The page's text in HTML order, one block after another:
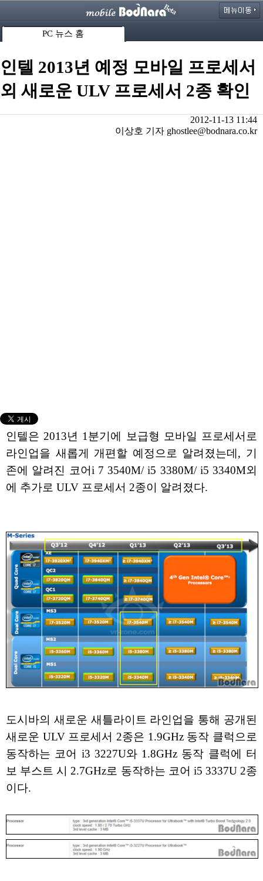
PC 뉴스 홈
인텔 2013년 예정 모바일 프로세서
외 새로운 ULV 프로세서 2종 확인
2012-11-13 11:44
이상호 기자 ghostlee@bodnara.co.kr
인텔은 2013년 1분기에 보급형 모바일 프로세서로
라인업을 새롭게 개편할 예정으로 알려졌는데, 기
존에 알려진 코어i 7 3540M/ i5 3380M/ i5 3340M외
에 추가로 ULV 프로세서 2종이 알려졌다.
도시바의 새로운 새틀라이트 라인업을 통해 공개된
새로운 ULV 프로세서 2종은 1.9GHz 동작 클럭으로
동작하는 코어 i3 3227U와 1.8GHz 동작 클럭에 터
보 부스트 시 2.7GHz로 동작하는 코어 i5 3337U 2종
이다.